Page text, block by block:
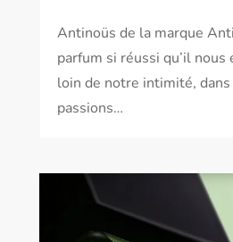
Antinoüs de la marque
parfum si réussi qu’il nous
loin de notre intimité,
passions…